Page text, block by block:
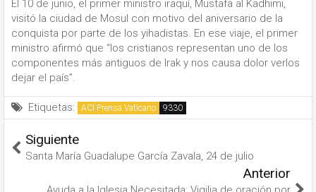
El 10 de junio, el primer ministro iraquí, Mustafa al Kadhimi,
visitó la ciudad de Mosul con motivo del aniversario de la
conquista por parte de los yihadistas. En ese viaje, el primer
ministro afirmó que “los cristianos representan uno de los
componentes más antiguos de Irak y nos causa dolor verlos
dejar el país”.
Etiquetas: ACI Prensa Vaticano
Siguiente
Santa María Guadalupe García Zavala, 24 de julio
Anterior